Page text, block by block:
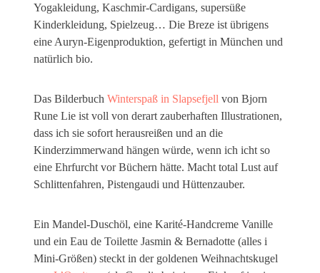
Yogakleidung, Kaschmir-Cardigans, supersüße
Kinderkleidung, Spielzeug… Die Breze ist übrigens
eine Auryn-Eigenproduktion, gefertigt in München und
natürlich bio.
Das BilderbuchWinterspaß in Slapsefjell von Bjorn
Rune Lie ist voll von derart zauberhaften Illustrationen,
dass ich sie sofort herausreißen und an die
Kinderzimmerwand hängen würde, wenn ich icht so
eine Ehrfurcht vor Büchern hätte. Macht total Lust auf
Schlittenfahren, Pistengaudi und Hüttenzauber.
Ein Mandel-Duschöl, eine Karité-Handcreme Vanille
und ein Eau de Toilette Jasmin & Bernadotte (alles i
Mini-Größen) steckt in der goldenen Weihnachtskugel